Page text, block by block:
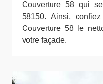
Couverture 58 qui
58150. Ainsi,
Couverture 58 le
votre façade.